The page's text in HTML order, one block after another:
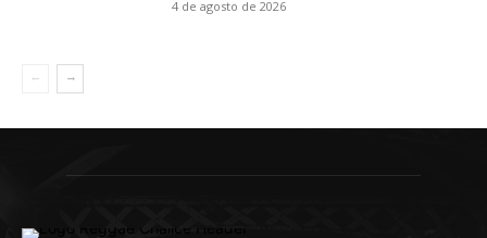
4 de agosto de 2026